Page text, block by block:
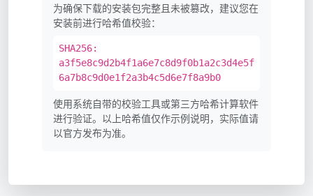
为确保下载的安装包完整且未被篡改，建议您在
安装前进行哈希值校验：
SHA256:
a3f5e8c9d2b4f1a6e7c8d9f0b1a2c3d4e5f
6a7b8c9d0e1f2a3b4c5d6e7f8a9b0
使用系统自带的校验工具或第三方哈希计算软件
进行验证。以上哈希值仅作示例说明，实际值请
以官方发布为准。